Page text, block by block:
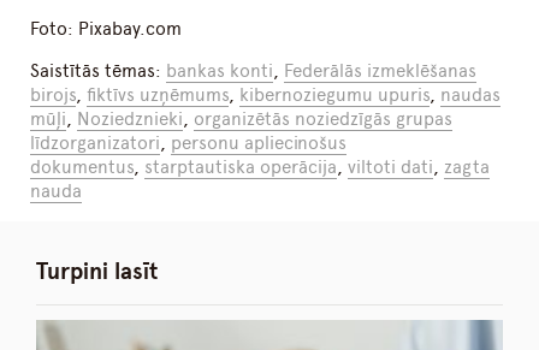
Foto: Pixabay.com
Saistītās tēmas: bankas konti, Federālās izmeklēšanas
birojs,fiktīvs uzņēmums, kibernoziegumu upuris, naudas
mūļi, Noziedznieki, organizētās noziedzīgās grupas
līdzorganizatori, personu apliecinošus
dokumentus, starptautiska operācija,viltoti dati, zagta
nauda
Turpini lasīt